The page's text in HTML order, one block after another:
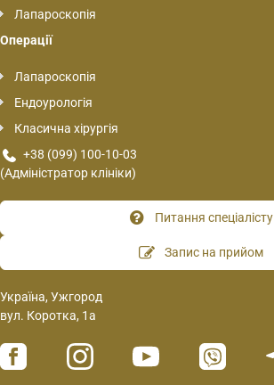
Лапароскопія
Операції
Лапароскопія
Ендоурологія
Класична хірургія
+38 (099) 100-10-03
(Адміністратор клініки)
Питання спеціалісту
Запис на прийом
Україна, Ужгород
вул. Коротка, 1а